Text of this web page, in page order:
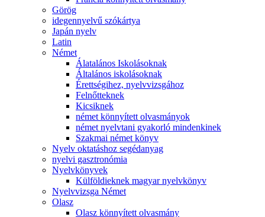
Görög
idegennyelvű szókártya
Japán nyelv
Latin
Német
Álatalános Iskolásoknak
Általános iskolásoknak
Érettségihez, nyelvvizsgához
Felnőtteknek
Kicsiknek
német könnyített olvasmányok
német nyelvtani gyakorló mindenkinek
Szakmai német könyv
Nyelv oktatáshoz segédanyag
nyelvi gasztronómia
Nyelvkönyvek
Külföldieknek magyar nyelvkönyv
Nyelvvizsga Német
Olasz
Olasz könnyített olvasmány